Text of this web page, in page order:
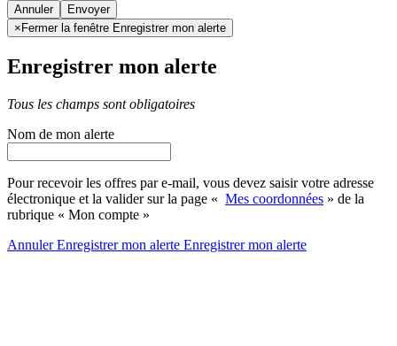
Annuler
× Fermer la fenêtre Enregistrer mon alerte
Enregistrer mon alerte
Tous les champs sont obligatoires
Nom de mon alerte
Pour recevoir les offres par e-mail, vous devez saisir votre adresse
électronique et la valider sur la page « Mes coordonnées » de la
rubrique « Mon compte »
AnnulerEnregistrer mon alerte Enregistrermon alerte